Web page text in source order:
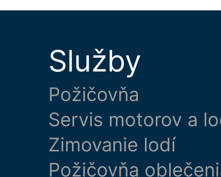
Služby
Požičovňa
Servis motorov a
Zimovanie lodí
Požičovňa